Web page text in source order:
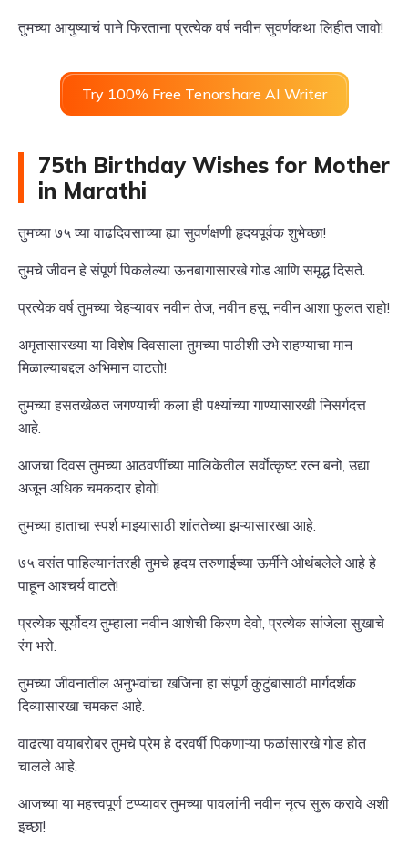
तुमच्या आयुष्याचं पाने फिरताना प्रत्येक वर्ष नवीन सुवर्णकथा लिहीत जावो!
Try 100% Free Tenorshare AI Writer
75th Birthday Wishes for Mother
in Marathi
तुमच्या ७५ व्या वाढदिवसाच्या ह्या सुवर्णक्षणी हृदयपूर्वक शुभेच्छा!
तुमचे जीवन हे संपूर्ण पिकलेल्या ऊनबागासारखे गोड आणि समृद्ध दिसते.
प्रत्येक वर्ष तुमच्या चेहऱ्यावर नवीन तेज, नवीन हसू, नवीन आशा फुलत राहो!
अमृतासारख्या या विशेष दिवसाला तुमच्या पाठीशी उभे राहण्याचा मान
मिळाल्याबद्दल अभिमान वाटतो!
तुमच्या हसतखेळत जगण्याची कला ही पक्ष्यांच्या गाण्यासारखी निसर्गदत्त
आहे.
आजचा दिवस तुमच्या आठवणींच्या मालिकेतील सर्वोत्कृष्ट रत्न बनो, उद्या
अजून अधिक चमकदार होवो!
तुमच्या हाताचा स्पर्श माझ्यासाठी शांततेच्या झऱ्यासारखा आहे.
७५ वसंत पाहिल्यानंतरही तुमचे हृदय तरुणाईच्या ऊर्मीने ओथंबलेले आहे हे
पाहून आश्चर्य वाटते!
प्रत्येक सूर्योदय तुम्हाला नवीन आशेची किरण देवो, प्रत्येक सांजेला सुखाचे
रंग भरो.
तुमच्या जीवनातील अनुभवांचा खजिना हा संपूर्ण कुटुंबासाठी मार्गदर्शक
दिव्यासारखा चमकत आहे.
वाढत्या वयाबरोबर तुमचे प्रेम हे दरवर्षी पिकणाऱ्या फळांसारखे गोड होत
चालले आहे.
आजच्या या महत्त्वपूर्ण टप्प्यावर तुमच्या पावलांनी नवीन नृत्य सुरू करावे अशी
इच्छा!